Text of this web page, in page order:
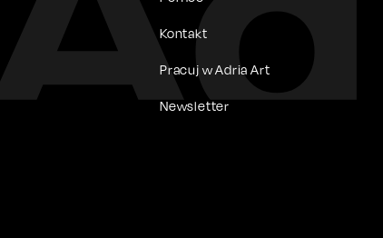
Kontakt
Pracuj w Adria Art
Newsletter